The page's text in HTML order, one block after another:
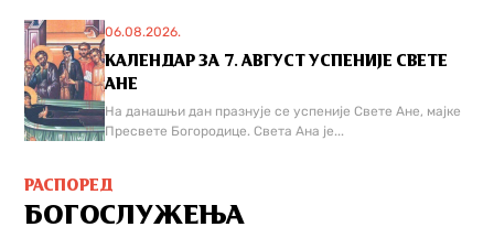
06.08.2026.
КАЛЕНДАР ЗА 7. АВГУСТ УСПЕНИЈЕ СВЕТЕ
АНЕ
На данашњи дан празнује се успеније Свете Ане, мајке
Пресвете Богородице. Света Ана је...
РАСПОРЕД
БОГОСЛУЖЕЊА